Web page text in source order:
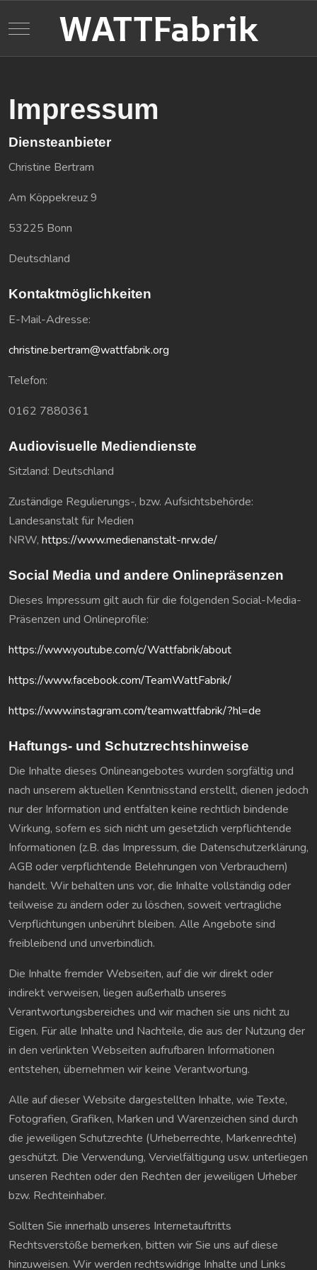
Mobile Menu Toggle
WATTFabrik
Impressum
Diensteanbieter
Christine Bertram
Am Köppekreuz 9
53225 Bonn
Deutschland
Kontaktmöglichkeiten
E-Mail-Adresse:
christine.bertram@wattfabrik.org
Telefon:
0162 7880361
Audiovisuelle Mediendienste
Sitzland: Deutschland
Zuständige Regulierungs-, bzw. Aufsichtsbehörde:
Landesanstalt für Medien
NRW, https://www.medienanstalt-nrw.de/
Social Media und andere Onlinepräsenzen
Dieses Impressum gilt auch für die folgenden Social-Media-
Präsenzen und Onlineprofile:
https://www.youtube.com/c/Wattfabrik/about
https://www.facebook.com/TeamWattFabrik/
https://www.instagram.com/teamwattfabrik/?hl=de
Haftungs- und Schutzrechtshinweise
Die Inhalte dieses Onlineangebotes wurden sorgfältig und
nach unserem aktuellen Kenntnisstand erstellt, dienen jedoch
nur der Information und entfalten keine rechtlich bindende
Wirkung, sofern es sich nicht um gesetzlich verpflichtende
Informationen (z.B. das Impressum, die Datenschutzerklärung,
AGB oder verpflichtende Belehrungen von Verbrauchern)
handelt. Wir behalten uns vor, die Inhalte vollständig oder
teilweise zu ändern oder zu löschen, soweit vertragliche
Verpflichtungen unberührt bleiben. Alle Angebote sind
freibleibend und unverbindlich.
Die Inhalte fremder Webseiten, auf die wir direkt oder
indirekt verweisen, liegen außerhalb unseres
Verantwortungsbereiches und wir machen sie uns nicht zu
Eigen. Für alle Inhalte und Nachteile, die aus der Nutzung der
in den verlinkten Webseiten aufrufbaren Informationen
entstehen, übernehmen wir keine Verantwortung.
Alle auf dieser Website dargestellten Inhalte, wie Texte,
Fotografien, Grafiken, Marken und Warenzeichen sind durch
die jeweiligen Schutzrechte (Urheberrechte, Markenrechte)
geschützt. Die Verwendung, Vervielfältigung usw. unterliegen
unseren Rechten oder den Rechten der jeweiligen Urheber
bzw. Rechteinhaber.
Sollten Sie innerhalb unseres Internetauftritts
Rechtsverstöße bemerken, bitten wir Sie uns auf diese
hinzuweisen. Wir werden rechtswidrige Inhalte und Links